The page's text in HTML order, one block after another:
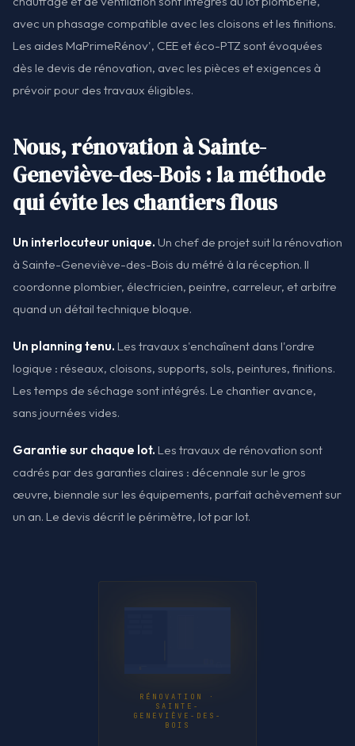
avec un phasage compatible avec les cloisons et les finitions.
Les aides MaPrimeRénov', CEE et éco-PTZ sont évoquées
dès le devis de rénovation, avec les pièces et exigences à
prévoir pour des travaux éligibles.
Nous, rénovation à Sainte-
Geneviève-des-Bois : la méthode
qui évite les chantiers flous
Un interlocuteur unique. Un chef de projet suit la rénovation
à Sainte-Geneviève-des-Bois du métré à la réception. Il
coordonne plombier, électricien, peintre, carreleur, et arbitre
quand un détail technique bloque.
Un planning tenu. Les travaux s'enchaînent dans l'ordre
logique : réseaux, cloisons, supports, sols, peintures, finitions.
Les temps de séchage sont intégrés. Le chantier avance,
sans journées vides.
Garantie sur chaque lot. Les travaux de rénovation sont
cadrés par des garanties claires : décennale sur le gros
œuvre, biennale sur les équipements, parfait achèvement sur
un an. Le devis décrit le périmètre, lot par lot.
RÉNOVATION ·
SAINTE-
GENEVIÈVE-DES-
BOIS